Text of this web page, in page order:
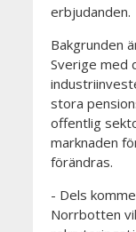
erbjudanden.
Bakgrunden
Sverige med
stora
offentlig
marknaden
förändras.
- Dels
Norrbotten